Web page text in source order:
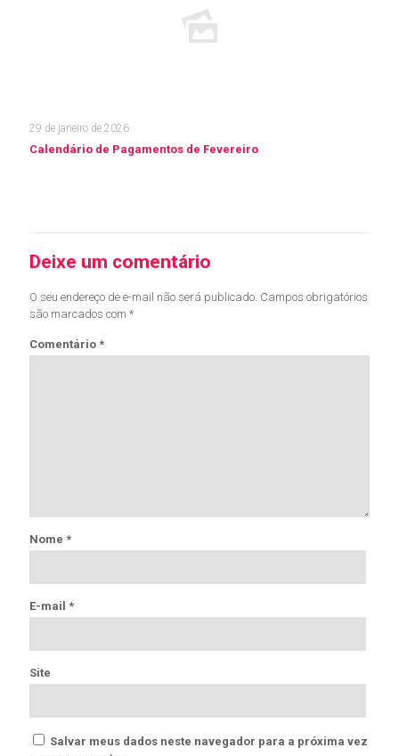
29 de janeiro de 2026
Calendário de Pagamentos de Fevereiro
Deixe um comentário
O seu endereço de e-mail não será publicado. Campos obrigatórios
são marcados com *
Comentário *
Nome *
E-mail *
Site
Salvar meus dados neste navegador para a próxima vez